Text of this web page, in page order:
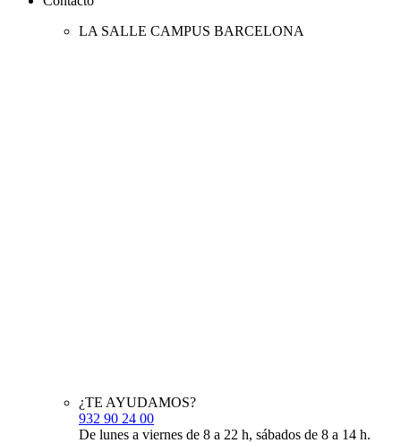
LA SALLE CAMPUS BARCELONA
¿TE AYUDAMOS?
932 90 24 00
De lunes a viernes de 8 a 22 h, sábados de 8 a 14 h.